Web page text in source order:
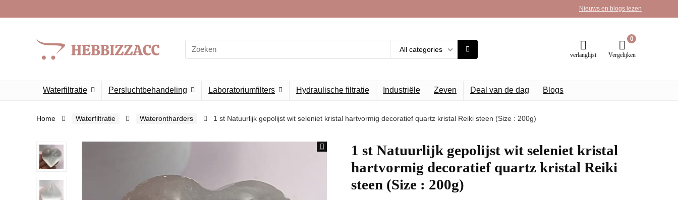
Nieuws en blogs lezen
Search
for:
All categories
verlanglijst
0
Vergelijken
Waterfiltratie Persluchtbehandeling Laboratoriumfilters Hydraulische filtratie Industriële Zeven Deal van de dag Blogs
Home Waterfiltratie Waterontharders 1 st Natuurlijk gepolijst wit seleniet kristal hartvormig decoratief quartz kristal Reiki steen (Size : 200g)
1 st Natuurlijk gepolijst wit seleniet kristal
hartvormig decoratief quartz kristal Reiki
steen (Size : 200g)